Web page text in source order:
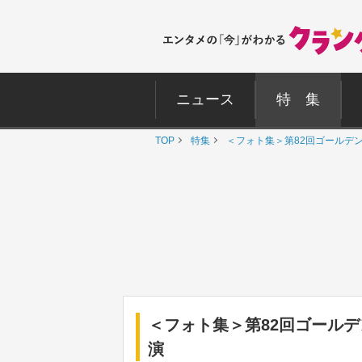
ニュース 特 集
TOP 特集 ＜フォト集＞第82回ゴール
＜フォト集＞第82回ゴール
演